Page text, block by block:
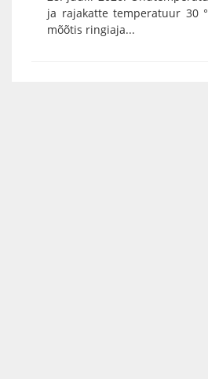
ja rajakatte temperatuur 30
mõõtis ringiaja...